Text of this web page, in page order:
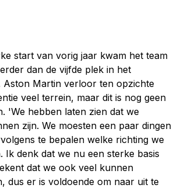
start van vorig jaar kwam het team
dan de vijfde plek in het
Aston Martin verloor ten opzichte
veel terrein, maar dit is nog geen
'We hebben laten zien dat we
zijn. We moesten een paar dingen
te bepalen welke richting we
Ik denk dat we nu een sterke basis
dat we ook veel kunnen
dus er is voldoende om naar uit te